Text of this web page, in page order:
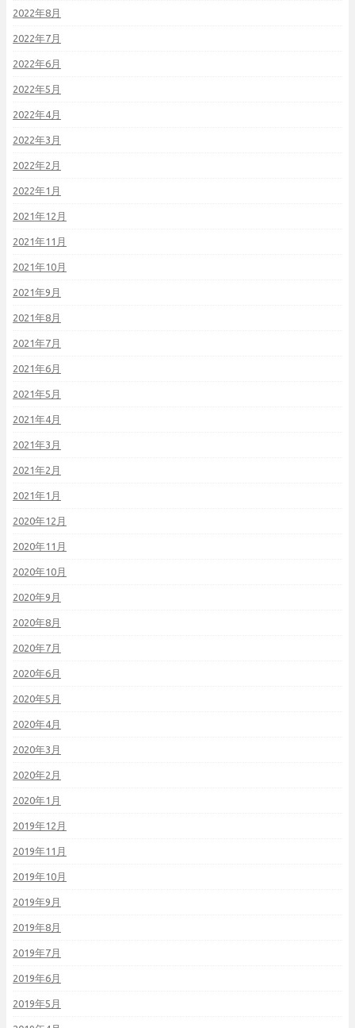
2022年8月
2022年7月
2022年6月
2022年5月
2022年4月
2022年3月
2022年2月
2022年1月
2021年12月
2021年11月
2021年10月
2021年9月
2021年8月
2021年7月
2021年6月
2021年5月
2021年4月
2021年3月
2021年2月
2021年1月
2020年12月
2020年11月
2020年10月
2020年9月
2020年8月
2020年7月
2020年6月
2020年5月
2020年4月
2020年3月
2020年2月
2020年1月
2019年12月
2019年11月
2019年10月
2019年9月
2019年8月
2019年7月
2019年6月
2019年5月